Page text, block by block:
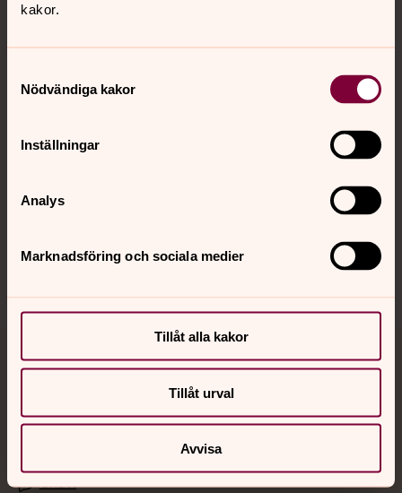
kakor.
Nödvändiga kakor
Inställningar
Analys
Marknadsföring och sociala medier
Tillåt alla kakor
Tillåt urval
Avvisa
Kalender
Jourhavande präst
med en präst på kvällar och nätter.
Chatt